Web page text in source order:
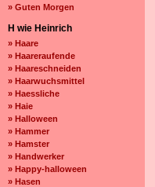
» Guten Morgen
H wie Heinrich
» Haare
» Haareraufende
» Haareschneiden
» Haarwuchsmittel
» Haessliche
» Haie
» Halloween
» Hammer
» Hamster
» Handwerker
» Happy-halloween
» Hasen